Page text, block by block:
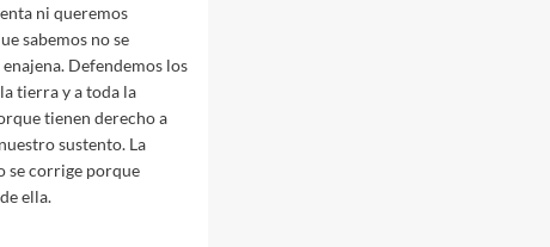
ni queremos
sabemos no se
Defendemos los
tierra y a toda la
tienen derecho a
sustento. La
se corrige porque
ella.